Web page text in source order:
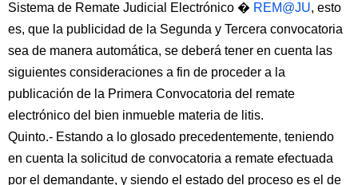
Sistema de Remate Judicial Electrónico � REM@JU, esto
es, que la publicidad de la Segunda y Tercera convocatoria
sea de manera automática, se deberá tener en cuenta las
siguientes consideraciones a fin de proceder a la
publicación de la Primera Convocatoria del remate
electrónico del bien inmueble materia de litis.
Quinto.- Estando a lo glosado precedentemente, teniendo
en cuenta la solicitud de convocatoria a remate efectuada
por el demandante, y siendo el estado del proceso es el de